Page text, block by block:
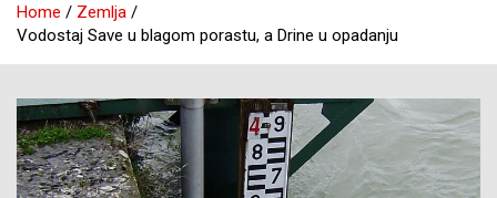
Home
Zemlja
Vodostaj Save u blagom porastu, a Drine u opadanju